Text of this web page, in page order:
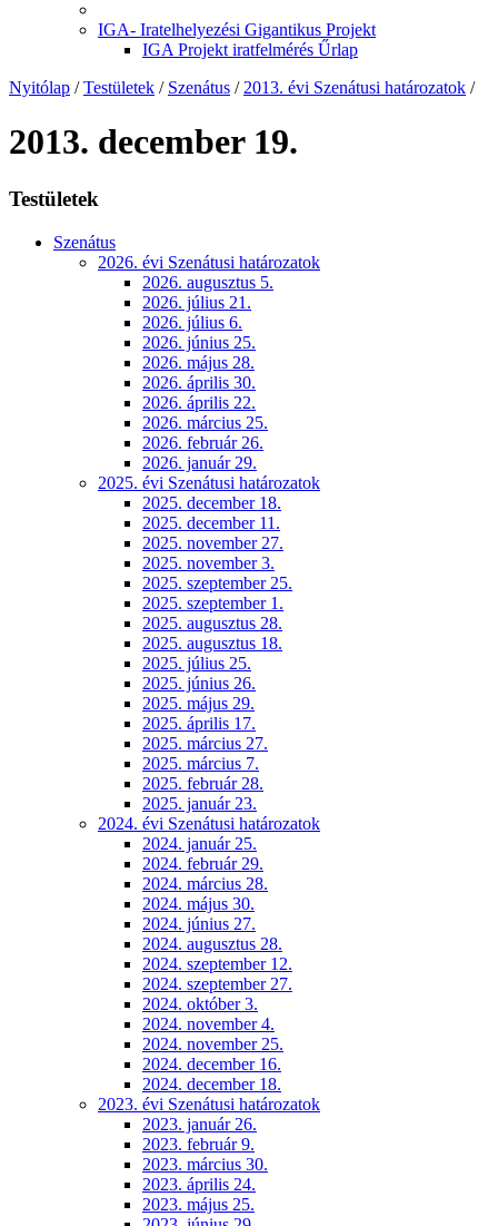
IGA- Iratelhelyezési Gigantikus Projekt
IGA Projekt iratfelmérés Űrlap
Nyitólap / Testületek / Szenátus / 2013. évi Szenátusi határozatok /
2013. december 19.
Testületek
Szenátus
2026. évi Szenátusi határozatok
2026. augusztus 5.
2026. július 21.
2026. július 6.
2026. június 25.
2026. május 28.
2026. április 30.
2026. április 22.
2026. március 25.
2026. február 26.
2026. január 29.
2025. évi Szenátusi határozatok
2025. december 18.
2025. december 11.
2025. november 27.
2025. november 3.
2025. szeptember 25.
2025. szeptember 1.
2025. augusztus 28.
2025. augusztus 18.
2025. július 25.
2025. június 26.
2025. május 29.
2025. április 17.
2025. március 27.
2025. március 7.
2025. február 28.
2025. január 23.
2024. évi Szenátusi határozatok
2024. január 25.
2024. február 29.
2024. március 28.
2024. május 30.
2024. június 27.
2024. augusztus 28.
2024. szeptember 12.
2024. szeptember 27.
2024. október 3.
2024. november 4.
2024. november 25.
2024. december 16.
2024. december 18.
2023. évi Szenátusi határozatok
2023. január 26.
2023. február 9.
2023. március 30.
2023. április 24.
2023. május 25.